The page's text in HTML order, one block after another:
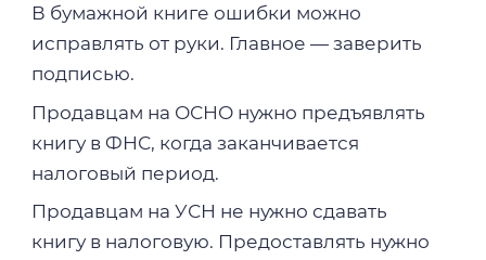
В бумажной книге ошибки можно
исправлять от руки. Главное — заверить
подписью.
Продавцам на ОСНО нужно предъявлять
книгу в ФНС, когда заканчивается
налоговый период.
Продавцам на УСН не нужно сдавать
книгу в налоговую. Предоставлять нужно